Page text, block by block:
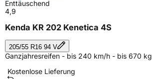
Enttäuschend
4,9
Kenda KR 202 Kenetica 4S
205/55 R16 94 V
Ganzjahresreifen - bis 240 km/h - bis 670 kg
Kostenlose Lieferung